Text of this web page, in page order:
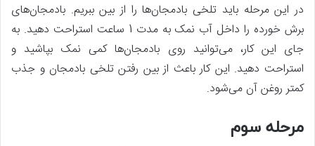
در این مرحله باید تلخی بادمجان‌ها را از بین ببریم. بادمجان‌های
برش خورده را داخل آب نمک به مدت 1 ساعت استراحت دهید. به
جای این کار، می‌توانید روی بادمجان‌ها کمی نمک بپاشید و
استراحت دهید. این کار باعث از بین رفتن تلخی بادمجان و جذب
کمتر روغن آن می‌شود.
مرحله سوم